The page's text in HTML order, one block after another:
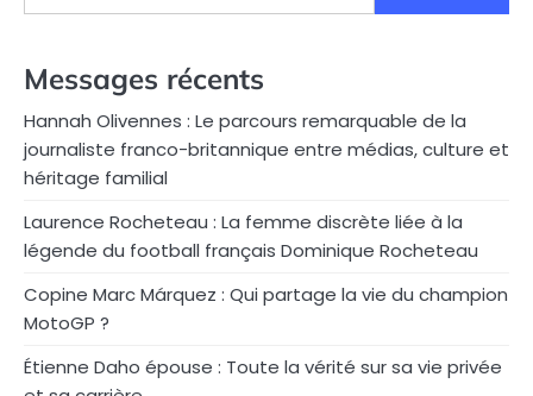
Messages récents
Hannah Olivennes : Le parcours remarquable de la
journaliste franco-britannique entre médias, culture et
héritage familial
Laurence Rocheteau : La femme discrète liée à la
légende du football français Dominique Rocheteau
Copine Marc Márquez : Qui partage la vie du champion
MotoGP ?
Étienne Daho épouse : Toute la vérité sur sa vie privée